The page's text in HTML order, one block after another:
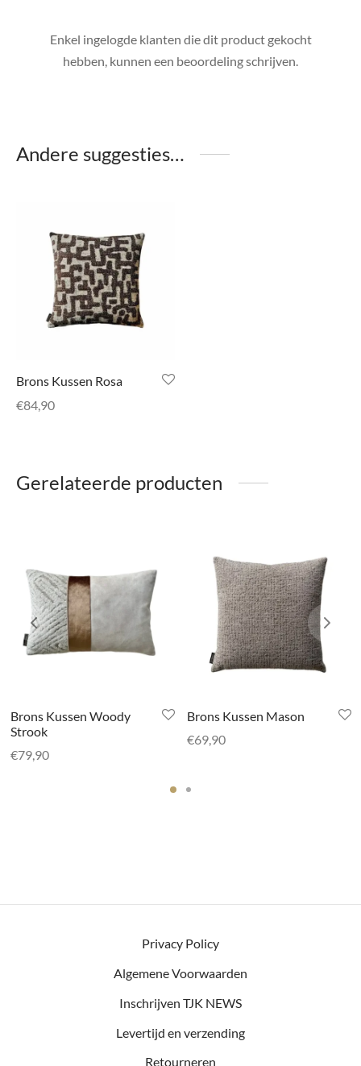
Enkel ingelogde klanten die dit product gekocht
hebben, kunnen een beoordeling schrijven.
Andere suggesties…
Brons Kussen Rosa
€84,90
Gerelateerde producten
Brons Kussen Woody
Strook
€79,90
Brons Kussen Mason
€69,90
Privacy Policy
Algemene Voorwaarden
Inschrijven TJK NEWS
Levertijd en verzending
Retourneren